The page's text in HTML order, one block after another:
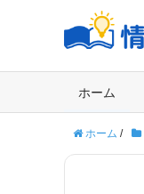
ホーム
ホーム /